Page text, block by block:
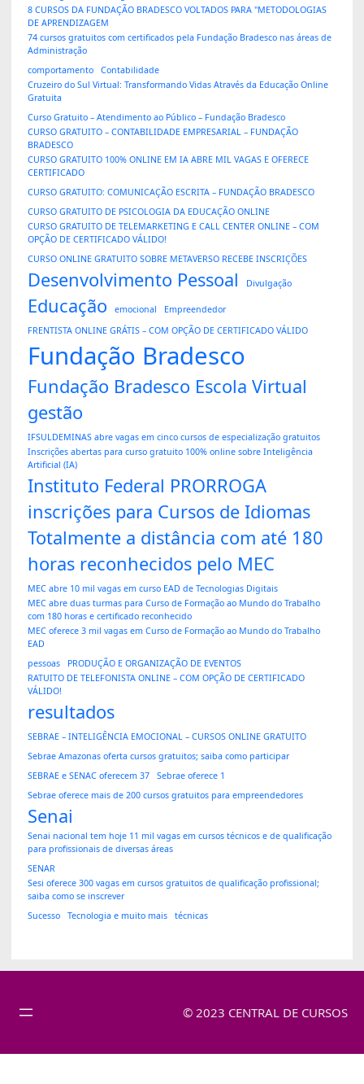
8 CURSOS DA FUNDAÇÃO BRADESCO VOLTADOS PARA "METODOLOGIAS
DE APRENDIZAGEM
74 cursos gratuitos com certificados pela Fundação Bradesco nas áreas de
Administração
comportamento
Contabilidade
Cruzeiro do Sul Virtual: Transformando Vidas Através da Educação Online
Gratuita
Curso Gratuito – Atendimento ao Público – Fundação Bradesco
CURSO GRATUITO – CONTABILIDADE EMPRESARIAL – FUNDAÇÃO
BRADESCO
CURSO GRATUITO 100% ONLINE EM IA ABRE MIL VAGAS E OFERECE
CERTIFICADO
CURSO GRATUITO: COMUNICAÇÃO ESCRITA – FUNDAÇÃO BRADESCO
CURSO GRATUITO DE PSICOLOGIA DA EDUCAÇÃO ONLINE
CURSO GRATUITO DE TELEMARKETING E CALL CENTER ONLINE – COM
OPÇÃO DE CERTIFICADO VÁLIDO!
CURSO ONLINE GRATUITO SOBRE METAVERSO RECEBE INSCRIÇÕES
Desenvolvimento Pessoal Divulgação
Educação emocional
Empreendedor
FRENTISTA ONLINE GRÁTIS – COM OPÇÃO DE CERTIFICADO VÁLIDO
Fundação Bradesco
Fundação Bradesco Escola Virtual
gestão
IFSULDEMINAS abre vagas em cinco cursos de especialização gratuitos
Inscrições abertas para curso gratuito 100% online sobre Inteligência
Artificial (IA)
Instituto Federal PRORROGA
inscrições para Cursos de Idiomas
Totalmente a distância com até 180
horas reconhecidos pelo MEC
MEC abre 10 mil vagas em curso EAD de Tecnologias Digitais
MEC abre duas turmas para Curso de Formação ao Mundo do Trabalho
com 180 horas e certificado reconhecido
MEC oferece 3 mil vagas em Curso de Formação ao Mundo do Trabalho
EAD
pessoas
PRODUÇÃO E ORGANIZAÇÃO DE EVENTOS
RATUITO DE TELEFONISTA ONLINE – COM OPÇÃO DE CERTIFICADO
VÁLIDO!
resultados
SEBRAE – INTELIGÊNCIA EMOCIONAL – CURSOS ONLINE GRATUITO
Sebrae Amazonas oferta cursos gratuitos; saiba como participar
SEBRAE e SENAC oferecem 37
Sebrae oferece 1
Sebrae oferece mais de 200 cursos gratuitos para empreendedores
Senai
Senai nacional tem hoje 11 mil vagas em cursos técnicos e de qualificação
para profissionais de diversas áreas
SENAR
Sesi oferece 300 vagas em cursos gratuitos de qualificação profissional;
saiba como se inscrever
Sucesso
Tecnologia e muito mais técnicas
© 2023 CENTRAL DE CURSOS